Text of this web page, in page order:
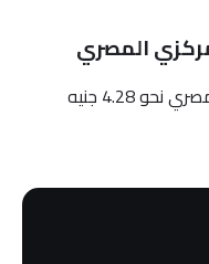
المصري
سجل اليوان الصينى فى البنك المركزي المصري نحو 4.28 جنيه